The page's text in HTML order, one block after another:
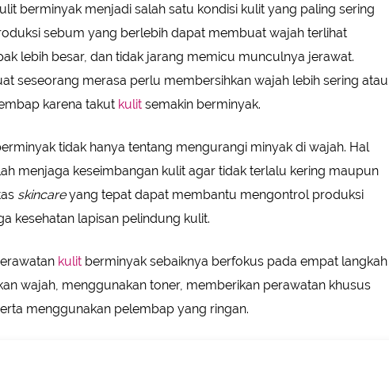
berminyak menjadi salah satu kondisi kulit yang paling sering
sebum yang berlebih dapat membuat wajah terlihat
lebih besar, dan tidak jarang memicu munculnya jerawat.
seseorang merasa perlu membersihkan wajah lebih sering atau
karena takut kulit semakin berminyak.
tidak hanya tentang mengurangi minyak di wajah. Hal
menjaga keseimbangan kulit agar tidak terlalu kering maupun
skincareyang tepat dapat membantu mengontrol produksi
kesehatan lapisan pelindung kulit.
kulit berminyak sebaiknya berfokus pada empat langkah
wajah, menggunakan toner, memberikan perawatan khusus
menggunakan pelembap yang ringan.